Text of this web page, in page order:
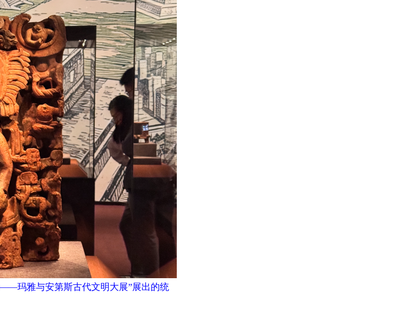
——玛雅与安第斯古代文明大展”展出的统